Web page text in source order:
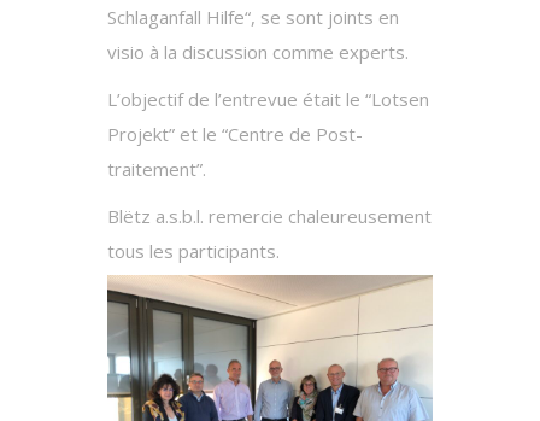
Schlaganfall Hilfe“, se sont joints en
visio à la discussion comme experts.
L’objectif de l’entrevue était le “Lotsen
Projekt” et le “Centre de Post-
traitement”.
Blëtz a.s.b.l. remercie chaleureusement
tous les participants.